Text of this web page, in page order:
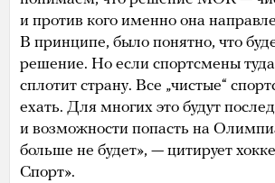
и против кого именно она
В принципе, было понятно, что
решение. Но если спортсмены туда
сплотит страну. Все „чистые“
ехать. Для многих это будут
и возможности попасть на
больше не будет», — цитирует
Спорт».